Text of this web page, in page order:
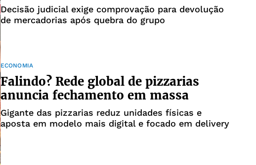
Decisão judicial exige comprovação para devolução
de mercadorias após quebra do grupo
ECONOMIA
Falindo? Rede global de pizzarias
anuncia fechamento em massa
Gigante das pizzarias reduz unidades físicas e
aposta em modelo mais digital e focado em delivery